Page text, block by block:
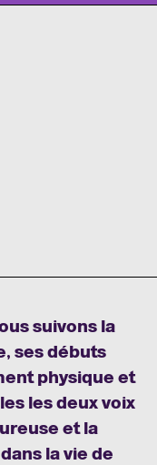
suivons la
ses débuts
physique et
les deux voix
et la
la vie de